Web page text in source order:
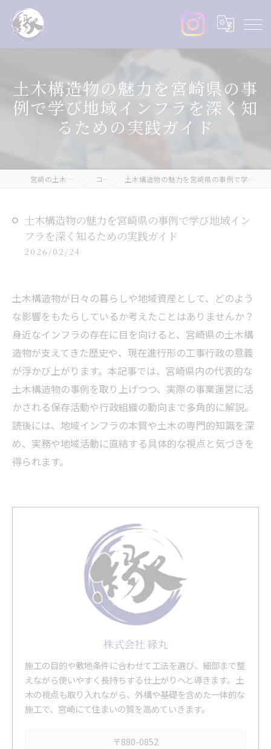
土木構造物の魅力を宮崎県の事
例で学び地域インフラを深く知
るための実践ガイド
宮崎の土木なら株式会社縁丸 コラム 土木構造物の魅力を宮崎県の事例で学び地域インフラを深く知るための実践ガイド
土木構造物の魅力を宮崎県の事例で学び地域イン
フラを深く知るための実践ガイド
2026/02/24
土木構造物が日々の暮らしや地域資産として、どのよう
な影響をもたらしているか考えたことはありませんか？
身近なインフラの存在に目を向けると、宮崎県の土木構
造物が支えてきた歴史や、現在進行形の工事行政の意義
が浮かび上がります。本記事では、宮崎県内の代表的な
土木構造物の事例を取り上げつつ、実際の事業運営に活
かされる保存活動や行政組織の動向まで多角的に解説。
読後には、地域インフラの本質や土木の専門的知識を深
め、実務や地域活動に直結する具体的な視点と気づきを
得られます。
株式会社 縁丸
施工の目的や敷地条件に合わせて工法を選び、細部まで整
えながら使いやすく長持ちする仕上がりへと導きます。土
木の視点も取り入れながら、外構や基礎を含めた一体的な
施工で、宮崎にて住まいの質を高めていきます。
〒880-0852